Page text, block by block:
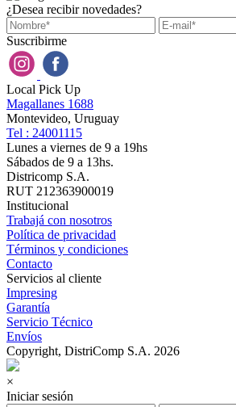
¿Desea recibir novedades?
Suscribirme
Local Pick Up
Magallanes 1688
Montevideo, Uruguay
Tel : 24001115
Lunes a viernes de 9 a 19hs
Sábados de 9 a 13hs.
Districomp S.A.
RUT 212363900019
Institucional
Trabajá con nosotros
Política de privacidad
Términos y condiciones
Contacto
Servicios al cliente
Impresing
Garantía
Servicio Técnico
Envíos
Copyright, DistriComp S.A. 2026
×
Iniciar sesión